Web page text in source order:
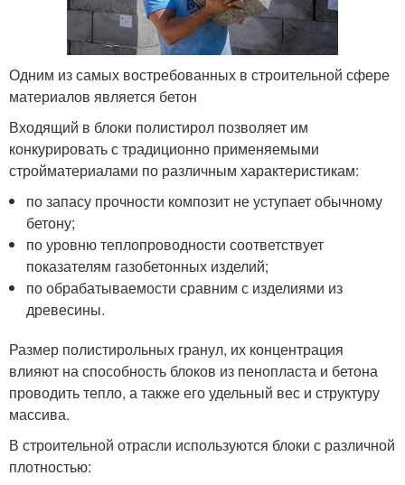
Одним из самых востребованных в строительной сфере
материалов является бетон
Входящий в блоки полистирол позволяет им
конкурировать с традиционно применяемыми
стройматериалами по различным характеристикам:
по запасу прочности композит не уступает обычному
бетону;
по уровню теплопроводности соответствует
показателям газобетонных изделий;
по обрабатываемости сравним с изделиями из
древесины.
Размер полистирольных гранул, их концентрация
влияют на способность блоков из пенопласта и бетона
проводить тепло, а также его удельный вес и структуру
массива.
В строительной отрасли используются блоки с различной
плотностью: